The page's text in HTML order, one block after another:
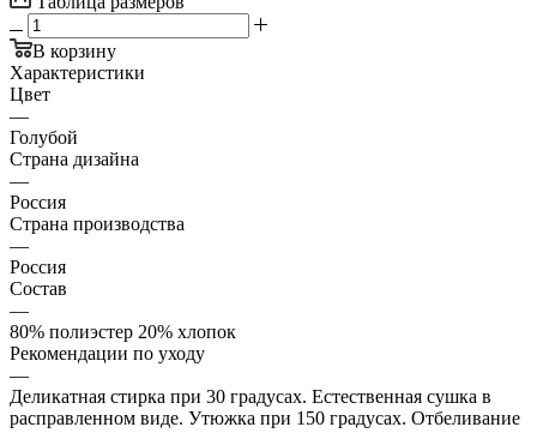
В корзину
Характеристики
Цвет
—
Голубой
Страна дизайна
—
Россия
Страна производства
—
Россия
Состав
—
80% полиэстер 20% хлопок
Рекомендации по уходу
—
Деликатная стирка при 30 градусах. Естественная сушка в
расправленном виде. Утюжка при 150 градусах. Отбеливание